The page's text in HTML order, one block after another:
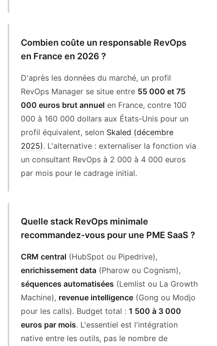
Combien coûte un responsable RevOps
en France en 2026 ?
D'après les données du marché, un profil
RevOps Manager se situe entre 55 000 et 75
000 euros brut annuel en France, contre 100
000 à 160 000 dollars aux États-Unis pour un
profil équivalent, selon Skaled (décembre
2025). L'alternative : externaliser la fonction via
un consultant RevOps à 2 000 à 4 000 euros
par mois pour le cadrage initial.
Quelle stack RevOps minimale
recommandez-vous pour une PME SaaS ?
CRM central (HubSpot ou Pipedrive),
enrichissement data (Pharow ou Cognism),
séquences automatisées (Lemlist ou La Growth
Machine), revenue intelligence (Gong ou Modjo
pour les calls). Budget total : 1 500 à 3 000
euros par mois. L'essentiel est l'intégration
native entre les outils, pas le nombre de